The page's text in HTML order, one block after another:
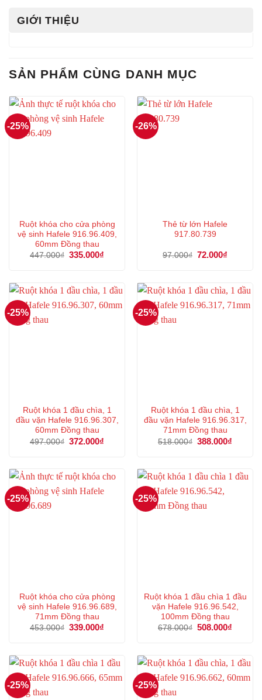
GIỚI THIỆU
SẢN PHẨM CÙNG DANH MỤC
-25%
Ruột khóa cho cửa phòng
vệ sinh Hafele 916.96.409,
60mm Đồng thau
447.000₫ Giá
335.000₫
335.000₫.
-26%
Thẻ từ lớn Hafele
917.80.739
97.000₫ Giá
72.000₫
72.000₫.
-25%
Ruột khóa 1 đầu chìa, 1
đầu vặn Hafele 916.96.307,
60mm Đồng thau
497.000₫ Giá
372.000₫
372.000₫.
-25%
Ruột khóa 1 đầu chìa, 1
đầu vặn Hafele 916.96.317,
71mm Đồng thau
518.000₫ Giá
388.000₫
-25%
Ruột khóa cho cửa phòng
vệ sinh Hafele 916.96.689,
71mm Đồng thau
453.000₫ Giá
339.000₫
339.000₫.
-25%
Ruột khóa 1 đầu chìa 1 đầu
vặn Hafele 916.96.542,
100mm Đồng thau
678.000₫ Giá
508.000₫
-25% -25%